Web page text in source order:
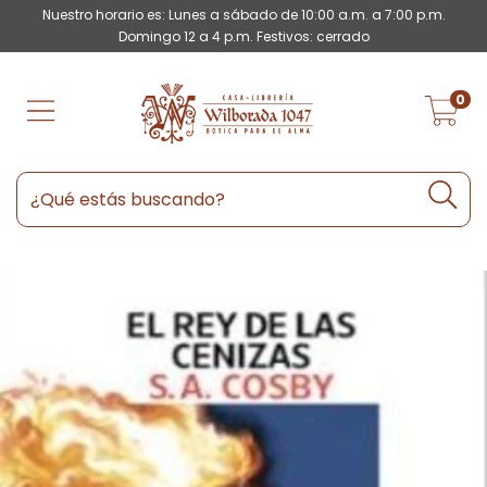
Nuestro horario es: Lunes a sábado de 10:00 a.m. a 7:00 p.m.
Domingo 12 a 4 p.m. Festivos: cerrado
0